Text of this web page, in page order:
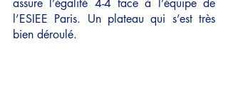
assure l’égalité 4-4 face à l’équipe de
l’ESIEE Paris. Un plateau qui s’est très
bien déroulé.